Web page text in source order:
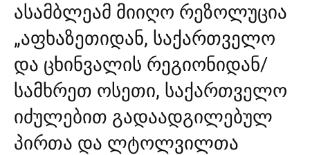
ასამბლეამ მიიღო რეზოლუცია
„აფხაზეთიდან, საქართველო
და ცხინვალის რეგიონიდან/
სამხრეთ ოსეთი, საქართველო
იძულებით გადაადგილებულ
პირთა და ლტოლვილთა